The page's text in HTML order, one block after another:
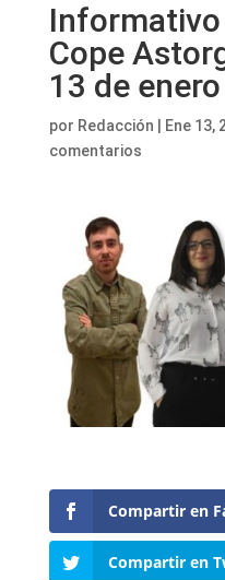
Cope
13 de
por Redacción Ene 13,
comentarios
Compartir en
Compartir en